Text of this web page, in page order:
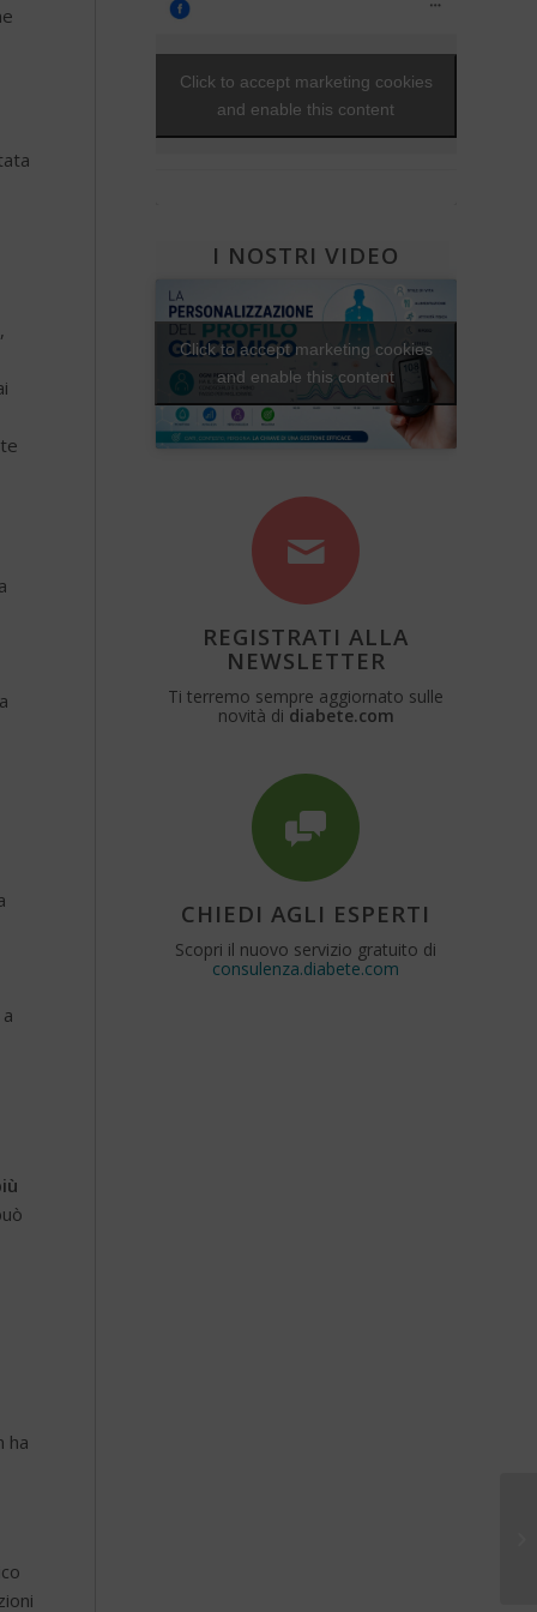
ha
Ipoglicemia
Diabete e donna
Gravidanza e diabete
Click to accept marketing cookies
and enable this content
I NOSTRI VIDEO
Click to accept marketing cookies
and enable this content
REGISTRATI ALLA
NEWSLETTER
Ti terremo sempre aggiornato sulle
novità di diabete.com
CHIEDI AGLI ESPERTI
Scopri il nuovo servizio gratuito di
consulenza.diabete.com